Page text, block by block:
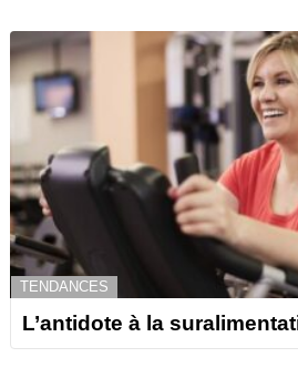
TENDANCES
L’antidote à la